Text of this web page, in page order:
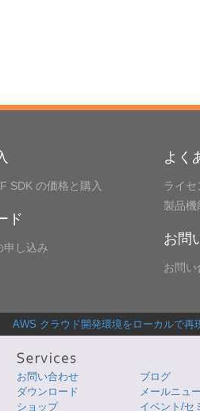
SDK の価格と購入
ド
申し込み
よく
ライ
製品機
お問
お問
AWS クラウド開発環境をローカルで
お問い合わせ
ダウンロード
ショップ
ブログ
メールニュ
イベント/セ